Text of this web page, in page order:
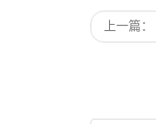
上一篇：